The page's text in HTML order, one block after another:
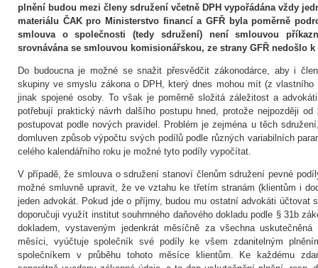
plnění budou mezi členy sdružení včetně DPH vypořádána vždy
materiálu ČAK pro Ministerstvo financí a GFŘ byla poměrně
smlouva o společnosti (tedy sdružení) není smlouvou
srovnávána se smlouvou komisionářskou, ze strany GFŘ nedošlo
Do budoucna je možné se snažit přesvědčit zákonodárce, aby i
skupiny ve smyslu zákona o DPH, který dnes mohou mít (z vlastního
jinak spojené osoby. To však je poměrně složitá záležitost a
potřebují praktický návrh dalšího postupu hned, protože nejpozději od
postupovat podle nových pravidel. Problém je zejména u těch
domluven způsob výpočtu svých podílů podle různých variabilních
celého kalendářního roku je možné tyto podíly vypočítat.
V případě, že smlouva o sdružení stanoví členům sdružení pevné
možné smluvně upravit, že ve vztahu ke třetím stranám (klientům i
jeden advokát. Pokud jde o příjmy, budou mu ostatní advokáti účtovat
doporučuji využít institut souhrnného daňového dokladu podle § 31b
dokladem, vystaveným jedenkrát měsíčně za všechna
měsíci, vyúčtuje společník své podíly ke všem zdanitelným
společníkem v průběhu tohoto měsíce klientům. Ke kaž­dému